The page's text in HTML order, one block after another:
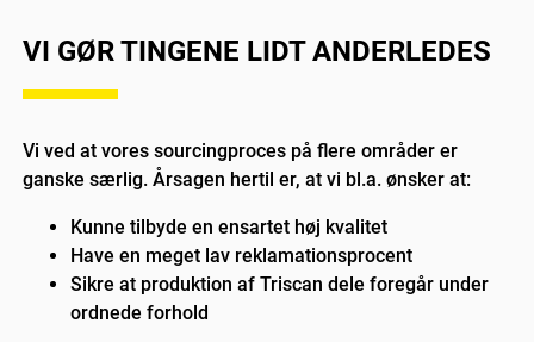
VI GØR TINGENE LIDT ANDERLEDES
Vi ved at vores sourcingproces på flere områder er
ganske særlig. Årsagen hertil er, at vi bl.a. ønsker at:
Kunne tilbyde en ensartet høj kvalitet
Have en meget lav reklamationsprocent
Sikre at produktion af Triscan dele foregår under
ordnede forhold